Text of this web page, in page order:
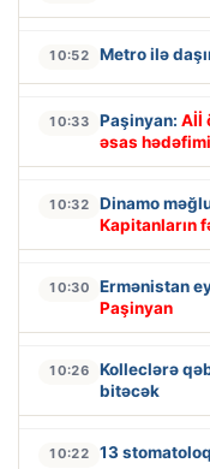
10:52 Metro ilə
10:33 Paşinyan: Aİİ
əsas
10:32
Dinamo
Kapitanların
10:30 Ermənistan
Paşinyan
10:26
Kolleclərə
bitəcək
10:22 13